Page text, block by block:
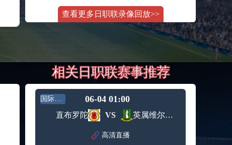
赛女单
第3轮
斯维托丽娜vs萨巴伦卡 全场录像回放
2024年5
月14日
WTA罗
马公开
纳波利塔诺vs贾里 全场录像回放
男单第3
轮
标签： 2024年5
月11日
WTA1000
罗马大
师赛第3
轮
WTT沙特大满贯女单半决赛 陈梦vs早田希娜 全场录像回放
标签：
2024年5
月11日
WTT沙
贯女单
蒙泰罗vs凯茨曼诺维奇 全场录像回放
大师赛
纳尔迪vs鲁内 全场录像回放
查看更多日职联录像回放>>
相关日职联赛事推荐
国际友谊 06-04 01:00
直布罗陀 VS 英属维尔京群岛
高清直播